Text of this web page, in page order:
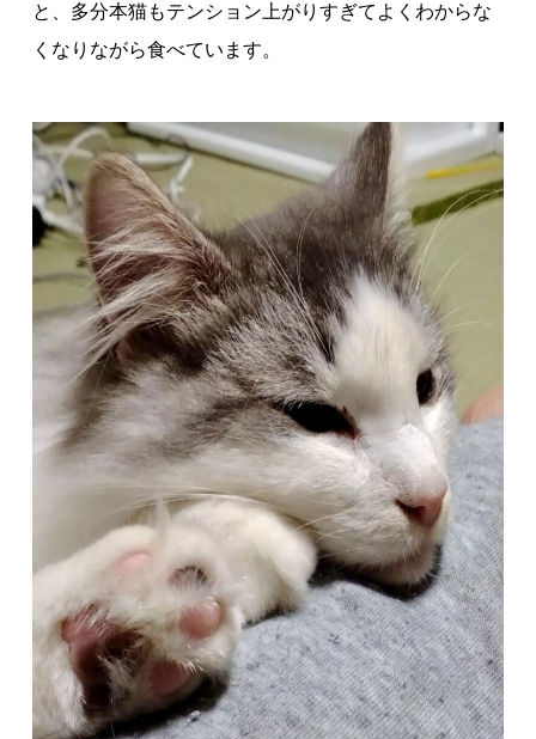
と、多分本猫もテンション上がりすぎてよくわからな
くなりながら食べています。